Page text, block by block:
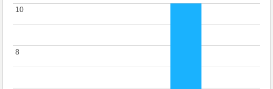
8
8
10
10